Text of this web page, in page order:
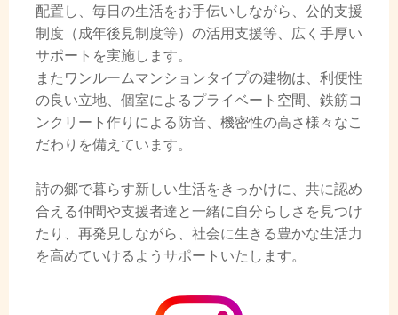
配置し、毎日の生活をお手伝いしながら、公的支援
制度（成年後見制度等）の活用支援等、広く手厚い
サポートを実施します。
またワンルームマンションタイプの建物は、利便性
の良い立地、個室によるプライベート空間、鉄筋コ
ンクリート作りによる防音、機密性の高さ様々なこ
だわりを備えています。
詩の郷で暮らす新しい生活をきっかけに、共に認め
合える仲間や支援者達と一緒に自分らしさを見つけ
たり、再発見しながら、社会に生きる豊かな生活力
を高めていけるようサポートいたします。